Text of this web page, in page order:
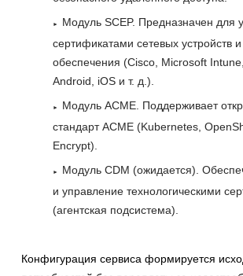
Модуль SCEP. Предназначен для
сертификатами сетевых устройств
обеспечения (Cisco, Microsoft
Android, iOS и т. д.).
Модуль ACME. Поддерживает
стандарт ACME (Kubernetes,
Encrypt).
Модуль CDM (ожидается).
и управление технологическими
(агентская подсистема).
Конфигурация сервиса формируется